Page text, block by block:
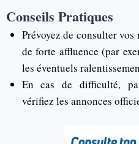
Conseils Pratiques
Prévoyez de consulter vos
de forte affluence (par
les éventuels
En cas de difficulté,
vérifiez les annonces